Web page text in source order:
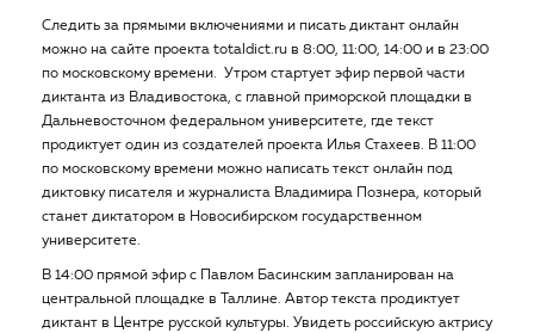
Следить за прямыми включениями и писать диктант онлайн
можно на сайте проекта totaldict.ru в 8:00, 11:00, 14:00 и в 23:00
по московскому времени. Утром стартует эфир первой части
диктанта из Владивостока, с главной приморской площадки в
Дальневосточном федеральном университете, где текст
продиктует один из создателей проекта Илья Стахеев. В 11:00
по московскому времени можно написать текст онлайн под
диктовку писателя и журналиста Владимира Познера, который
станет диктатором в Новосибирском государственном
университете.
В 14:00 прямой эфир с Павлом Басинским запланирован на
центральной площадке в Таллине. Автор текста продиктует
диктант в Центре русской культуры. Увидеть российскую актрису